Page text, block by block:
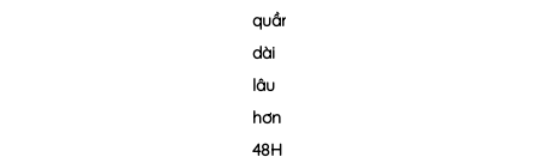
quần
dài
lâu
hơn
48H